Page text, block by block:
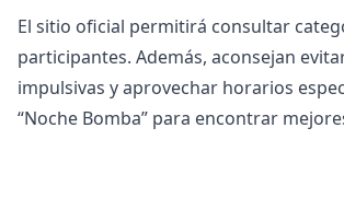
El sitio oficial permitirá consultar
participantes. Además, aconsejan
impulsivas y aprovechar horarios
“Noche Bomba” para encontrar